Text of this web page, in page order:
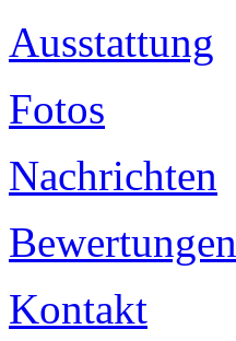
Ausstattung
Fotos
Nachrichten
Bewertungen
Kontakt